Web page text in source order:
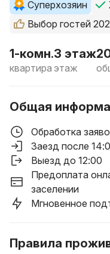
Суперхозяин
Выбор гостей
1-комн.
квартира
3 этаж
этаж
Общая
Обработка
Заезд после
Выезд до 12:00
Предоплата
заселении
Мгновенное
Правила